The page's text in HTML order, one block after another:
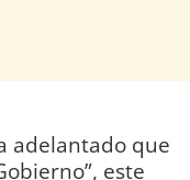
adelantado que
este